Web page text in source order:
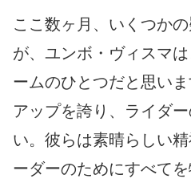
ここ数ヶ月、いくつか
が、ユンボ・ヴィスマ
ームのひとつだと思い
アップを誇り、ライダ
い。彼らは素晴らしい
ーダーのためにすべて